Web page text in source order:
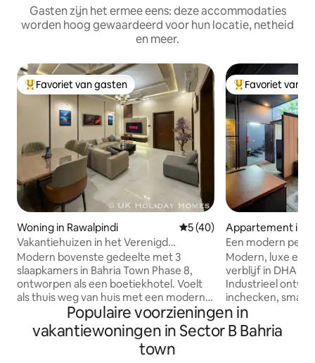
Gasten zijn het ermee eens: deze accommodaties
worden hoog gewaardeerd voor hun locatie, netheid
en meer.
Topfavoriet van gasten
Favoriet van gasten
Woning in Rawalpindi Gemiddelde beoordeling
5 (40)
Vakantiehuizen in het Verenigd
Koninkrijk • Luxe 3BR Portion in Bahria
Modern bovenste gedeelte met 3
slaapkamers in Bahria Town Phase 8,
ontworpen als een boetiekhotel. Voelt
als thuis weg van huis met een modern
tintje en 5 ⭐️ hotelcomfort. 🛌 Elke
slaapkamer heeft een kingsize bed, een
eigen moderne badkamer, een inverter
AC, een 55 inch smart-tv met Netflix en
Topfavoriet van
Favoriet van
Appartement in
Een modern
DHA Fase 2 Isb
Modern, luxe en
verblijf in DHA
Industrieel
inchecken,
inbegrepen,
uitgeruste
koelkast,
Populaire voorzieningen in
vakantiewoningen in Sector B Bahria
town